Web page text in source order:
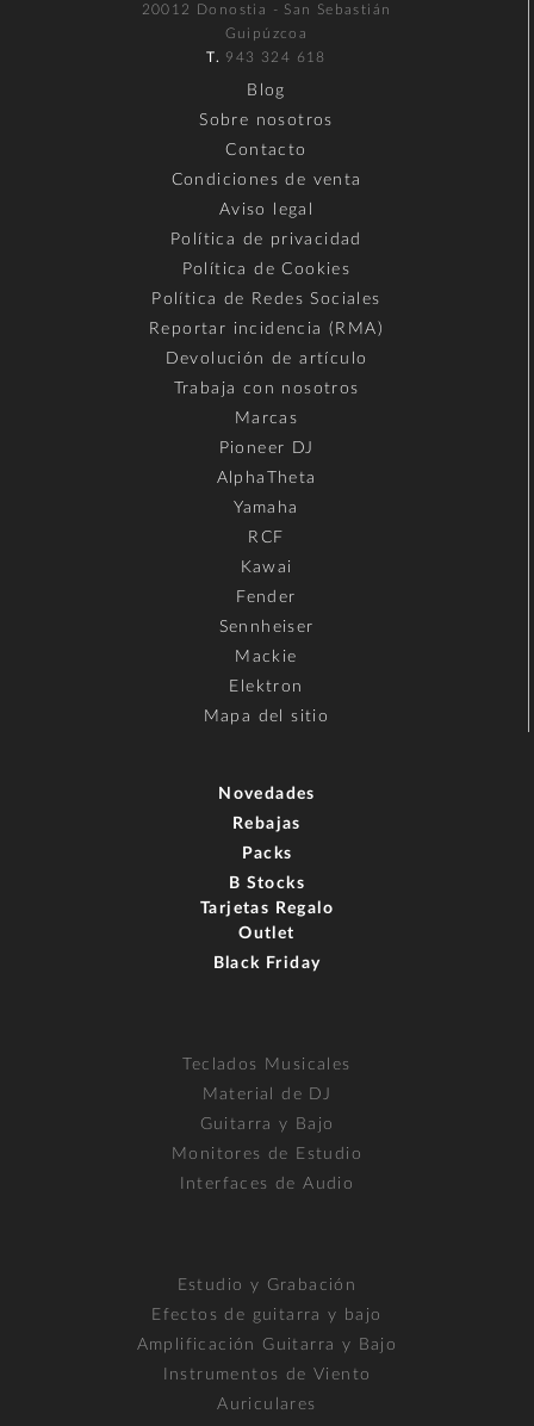
20012 Donostia - San Sebastián
Guipúzcoa
T. 943 324 618
Blog
Sobre nosotros
Contacto
Condiciones de venta
Aviso legal
Política de privacidad
Política de Cookies
Política de Redes Sociales
Reportar incidencia (RMA)
Devolución de artículo
Trabaja con nosotros
Marcas
Pioneer DJ
AlphaTheta
Yamaha
RCF
Kawai
Fender
Sennheiser
Mackie
Elektron
Mapa del sitio
Novedades
Rebajas
Packs
B Stocks
Tarjetas Regalo
Outlet
Black Friday
Teclados Musicales
Material de DJ
Guitarra y Bajo
Monitores de Estudio
Interfaces de Audio
Estudio y Grabación
Efectos de guitarra y bajo
Amplificación Guitarra y Bajo
Instrumentos de Viento
Auriculares